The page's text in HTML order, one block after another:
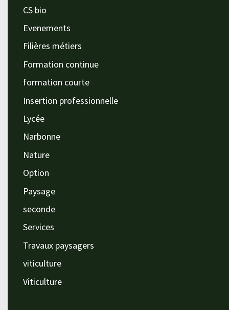
CS bio
Evenements
Filières métiers
Formation continue
formation courte
Insertion professionnelle
Lycée
Narbonne
Nature
Option
Paysage
seconde
Services
Travaux paysagers
viticulture
Viticulture